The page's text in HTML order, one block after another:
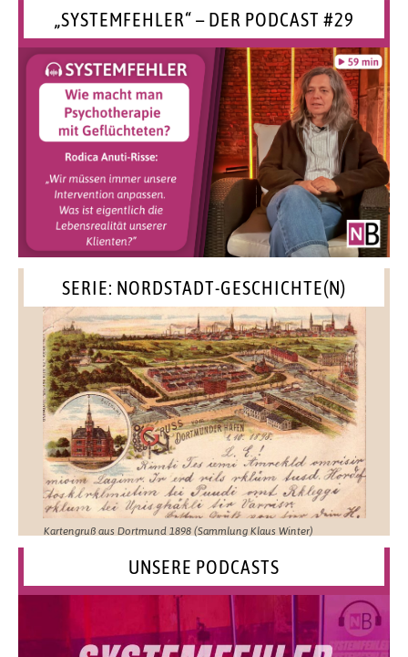
„SYSTEMFEHLER“ – DER PODCAST #29
SERIE: NORDSTADT-GESCHICHTE(N)
Kartengruß aus Dortmund 1898 (Sammlung Klaus Winter)
UNSERE PODCASTS